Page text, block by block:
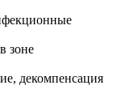
зоне
декомпенсация